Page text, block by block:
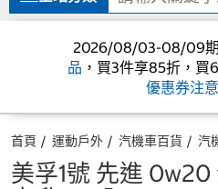
單
2026/08/03-08/09
品 ，買3件享85折，買
優惠券注
首頁 運動戶外 汽機車百貨 汽
美孚1號 先進